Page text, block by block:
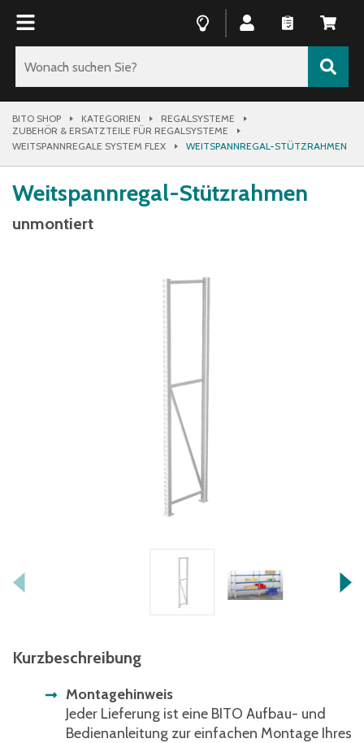
BITO SHOP KATEGORIEN
REGALSYSTEME
ZUBEHÖR & ERSATZTEILE FÜR REGALSYSTEME
WEITSPANNREGALE SYSTEM FLEX
WEITSPANNREGAL-STÜTZRAHMEN
Weitspannregal-Stützrahmen
unmontiert
Kurzbeschreibung
Montagehinweis
Jeder Lieferung ist eine BITO Aufbau- und
Bedienanleitung zur einfachen Montage Ihres